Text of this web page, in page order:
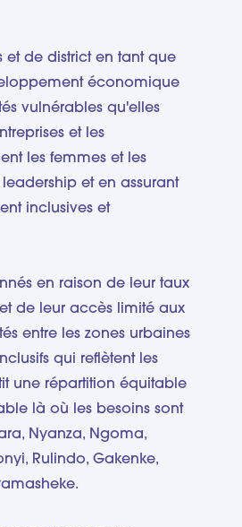
et de district en tant que
économique
vulnérables qu'elles
et les
les femmes et les
et en assurant
inclusives et
en raison de leur taux
de leur accès limité aux
entre les zones urbaines
qui reflètent les
une répartition équitable
là où les besoins sont
Nyanza, Ngoma,
Rulindo, Gakenke,